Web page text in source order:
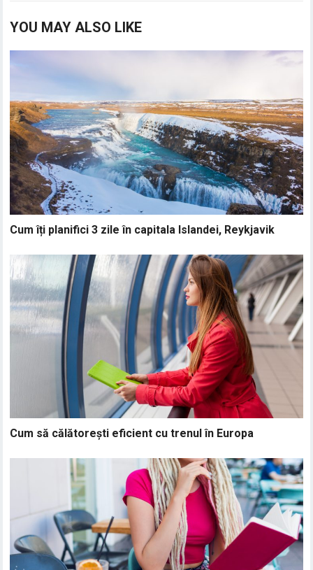
YOU MAY ALSO LIKE
Cum îți planifici 3 zile în capitala Islandei, Reykjavik
Cum să călătorești eficient cu trenul în Europa